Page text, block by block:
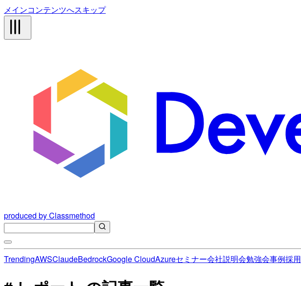
メインコンテンツへスキップ
produced by Classmethod
TrendingAWSClaudeBedrockGoogle CloudAzureセミナー会社説明会勉強会事例採用